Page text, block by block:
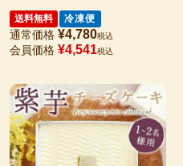
送料無料 冷凍便
通常価格 ¥4,780税込
会員価格 ¥4,541税込